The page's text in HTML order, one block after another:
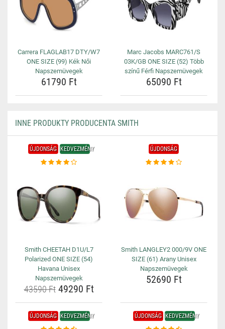
Carrera FLAGLAB17 DTY/W7
ONE SIZE (99) Kék Női
Napszemüvegek
61790 Ft
Marc Jacobs MARC761/S
03K/GB ONE SIZE (52) Több
színű Férfi Napszemüvegek
65090 Ft
INNE PRODUKTY PRODUCENTA SMITH
ÚJDONSÁG KEDVEZMÉNY
Smith CHEETAH D1U/L7
Polarized ONE SIZE (54)
Havana Unisex
Napszemüvegek
43590 Ft49290 Ft
ÚJDONSÁG
Smith LANGLEY2 000/9V ONE
SIZE (61) Arany Unisex
Napszemüvegek
52690 Ft
ÚJDONSÁG KEDVEZMÉNY ÚJDONSÁG KEDVEZMÉNY